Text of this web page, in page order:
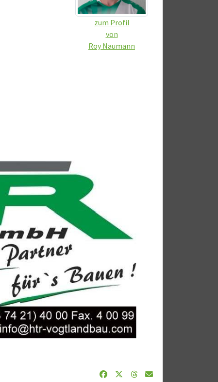
zum Profil
von
Roy Naumann